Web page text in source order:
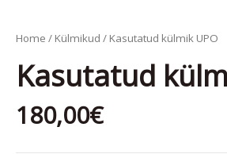
Home / Külmikud / Kasutatud külmik UPO
Kasutatud
180,00€